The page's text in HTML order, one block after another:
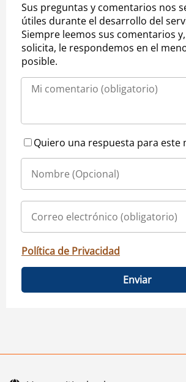
Sus preguntas y comentarios nos
útiles durante el desarrollo del
Siempre leemos sus comentarios
solicita, le respondemos en el
posible.
Quiero una respuesta para este
Política de Privacidad
Enviar